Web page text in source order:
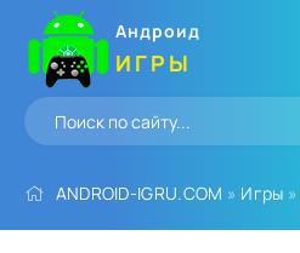
Андроид
ИГРЫ
ANDROID-IGRU.COM » Игры »